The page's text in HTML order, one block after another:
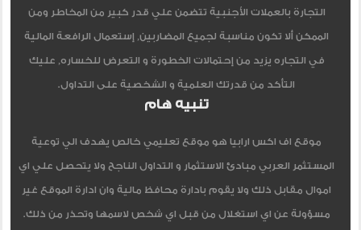
التجارة بالعملات الأجنبية تتضمن علي قدر كبير من المخاطر ومن
الممكن ألا تكون مناسبة لجميع المضاربين, إستعمال الرافعة المالية
في التجاره يزيد من إحتمالات الخطورة و التعرض للخساره, عليك
التأكد من قدرتك العلمية و الشخصية على التداول.
تنبيه هام
موقع اف اكس ارابيا هو موقع تعليمي خالص يهدف الي توعية
المستثمر العربي مبادئ الاستثمار و التداول الناجح ولا يتحصل علي اي
اموال مقابل ذلك ولا يقوم بادارة محافظ مالية وان ادارة الموقع غير
مسؤولة عن اي استغلال من قبل اي شخص لاسمها وتحذر من ذلك.